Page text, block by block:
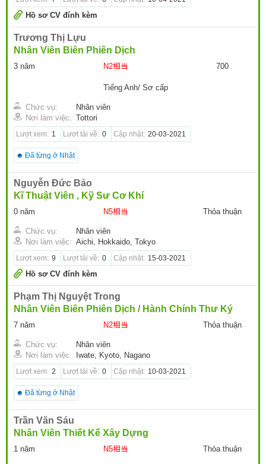
Hồ sơ CV đính kèm
Trương Thị Lựu
Nhân Viên Biên Phiên Dịch
3 năm N2相当
Tiếng Anh/ Sơ cấp
700
Chức vụ:
Nhân viên
Nơi làm việc: Tottori
Lượt xem: 1 Lượt tải về: 0 Cập nhật: 20-03-2021
Đã từng ở Nhật
Nguyễn Đức Bảo
Kĩ Thuật Viên , Kỹ Sư Cơ Khí
0 năm N5相当 Thỏa thuận
Chức vụ:
Nhân viên
Nơi làm việc: Aichi, Hokkaido, Tokyo
Lượt xem: 9 Lượt tải về: 0 Cập nhật: 15-03-2021
Hồ sơ CV đính kèm
Phạm Thị Nguyệt Trong
Nhân Viên Biên Phiên Dịch / Hành Chính Thư Ký
7 năm N2相当 Thỏa thuận
Chức vụ:
Nhân viên
Nơi làm việc:
Iwate, Kyoto, Nagano
Lượt xem: 2 Lượt tải về: 0 Cập nhật: 10-03-2021
Đã từng ở Nhật
Trần Văn Sáu
Nhân Viên Thiết Kế Xây Dựng
1 năm N5相当 Thỏa thuận